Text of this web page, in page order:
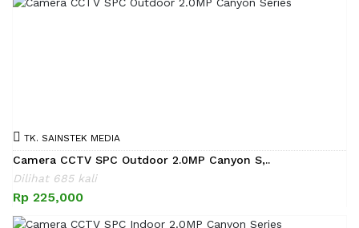
TK. SAINSTEK MEDIA
Camera CCTV SPC Outdoor 2.0MP Canyon S,..
Dilihat 685 kali
Rp 225,000